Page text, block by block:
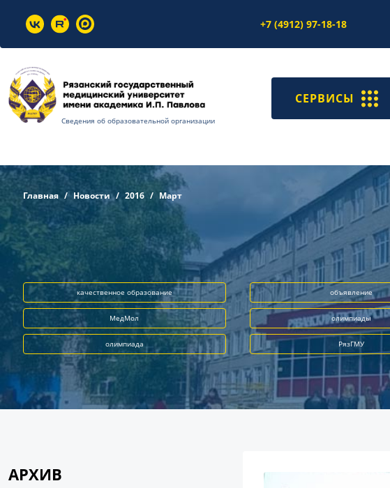
+7 (4912) 97-18-18
Сведения об образовательной организации
СЕРВИСЫ
Главная Новости 2016 Март
качественное образование объявление
МедМол олимпиады
олимпиада РязГМУ
АРХИВ